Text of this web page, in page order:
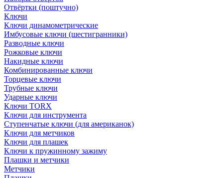
Отвёртки (поштучно)
Ключи
Ключи динамометрические
Имбусовые ключи (шестигранники)
Разводные ключи
Рожковые ключи
Накидные ключи
Комбинированные ключи
Торцевые ключи
Трубные ключи
Ударные ключи
Ключи TORX
Ключи для инструмента
Ступенчатые ключи (для американок)
Ключи для метчиков
Ключи для плашек
Ключи к пружинному зажиму
Плашки и метчики
Метчики